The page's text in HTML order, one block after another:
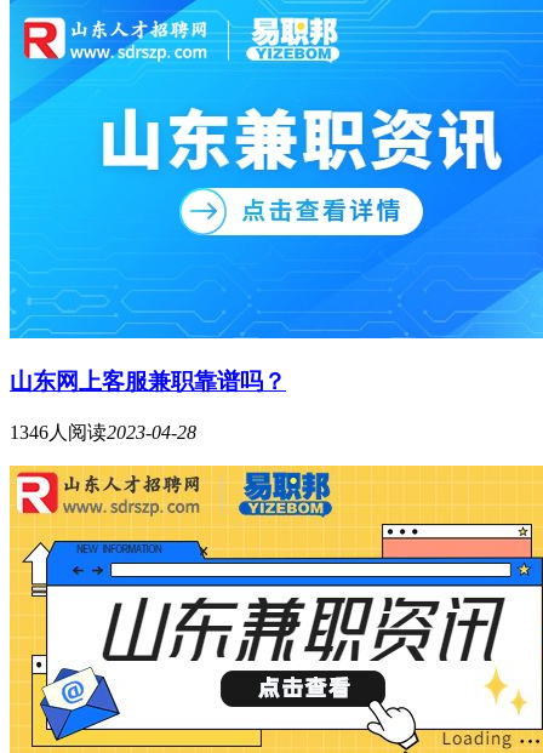
山东网上客服兼职靠谱吗？
1346人阅读2023-04-28